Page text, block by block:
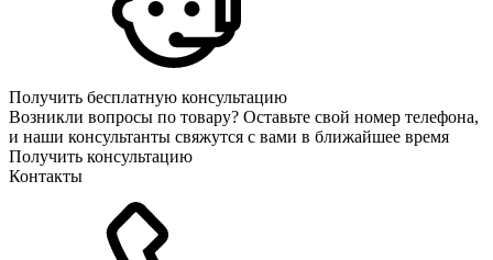
Получить бесплатную консультацию
Возникли вопросы по товару? Оставьте свой номер телефона,
и наши консультанты свяжутся с вами в ближайшее время
Получить консультацию
Контакты